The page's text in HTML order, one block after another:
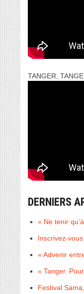
TANGER,
DERNIERS
« Ne tenir
Inscrivez-
« Advenir
« Tanger.
Festival